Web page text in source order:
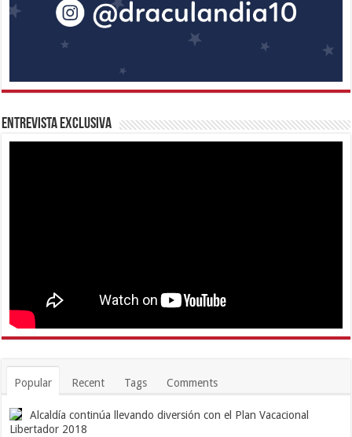
Entrevista Exclusiva
Popular Recent Tags Comments
Alcaldía continúa llevando diversión con el Plan Vacacional
Libertador 2018